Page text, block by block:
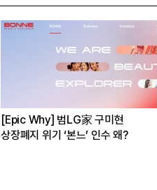
[Epic Why] 범LG家 구미현
상장폐지 위기 ‘본느’ 인수 왜?